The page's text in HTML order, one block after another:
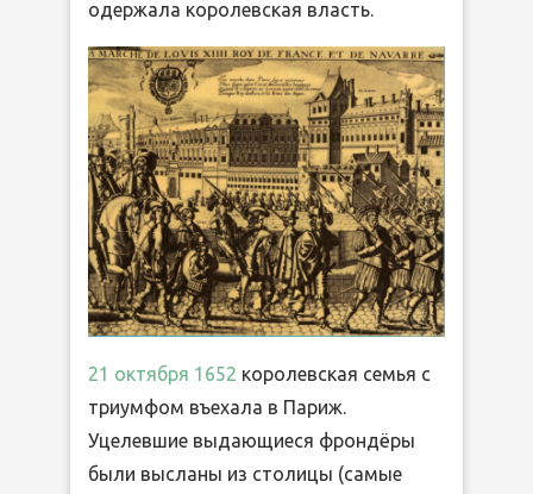
одержала королевская власть.
21 октября 1652 королевская семья с
триумфом въехала в Париж.
Уцелевшие выдающиеся фрондёры
были высланы из столицы (самые